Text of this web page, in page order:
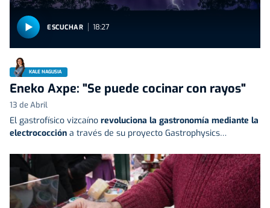
ESCUCHAR 18:27
KALE NAGUSIA
Eneko Axpe: "Se puede cocinar con rayos"
13 de Abril
El gastrofísico vizcaíno revoluciona la gastronomía mediante la
electrococción a través de su proyecto Gastrophysics…